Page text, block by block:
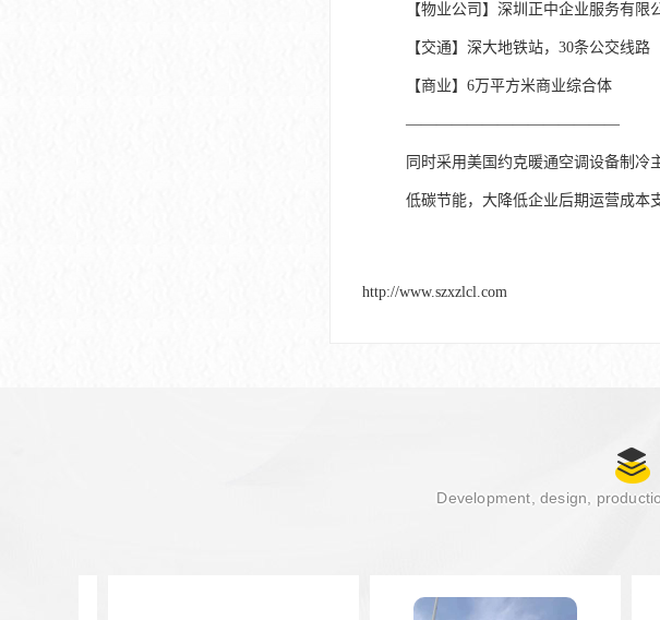
【物业公司】深圳正中企业服务有限
【交通】深大地铁站，30条公交线路
【商业】6万平方米商业综合体
——————————————
同时采用美国约克暖通空调设备制
低碳节能，大降低企业后期运营成本
http://www.szxzlcl.com
Development, design,